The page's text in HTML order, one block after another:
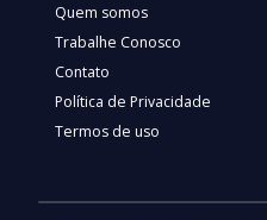
Quem somos
Trabalhe Conosco
Contato
Política de Privacidade
Termos de uso